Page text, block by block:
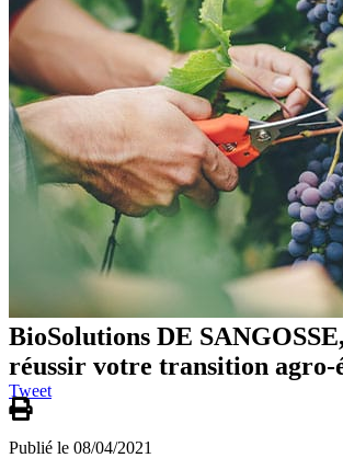
BioSolutions DE
réussir votre transition agro-
Tweet
Publié le 08/04/2021